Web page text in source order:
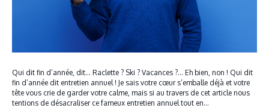
Qui dit fin d’année, dit… Raclette ? Ski ? Vacances ?… Eh bien, non ! Qui dit
fin d’année dit entretien annuel ! Je sais votre cœur s’emballe déjà et votre
tête vous crie de garder votre calme, mais si au travers de cet article nous
tentions de désacraliser ce fameux entretien annuel tout en…